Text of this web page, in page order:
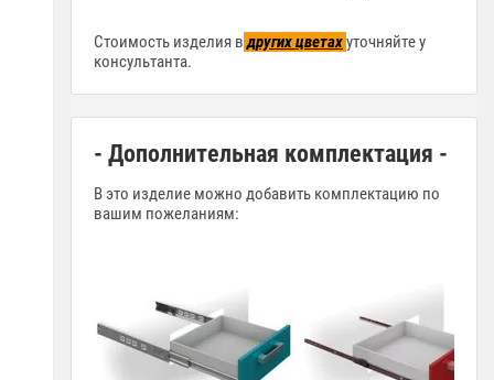
Стоимость изделия в других цветахуточняйте у
консультанта.
- Дополнительная комплектация -
В это изделие можно добавить комплектацию по
вашим пожеланиям: